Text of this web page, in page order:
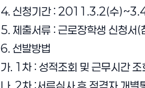
4. 신청기간 : 2011.3.2(수
5. 제출서류 : 근로장학생 신청
6. 선발방법
가. 1차 : 성적조회 및 근무시간 조